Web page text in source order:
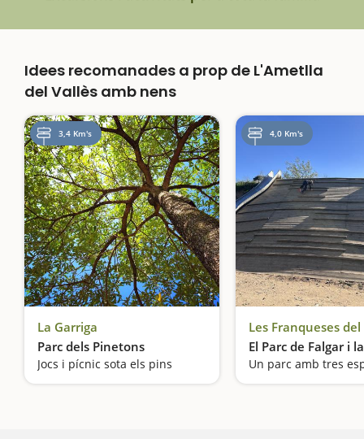
Idees recomanades a prop de L'Ametlla
del Vallès amb nens
3,4 Km's
La Garriga
Parc dels Pinetons
Jocs i pícnic sota els pins
4,0 Km's
Les Franqueses del
El Parc de Falgar i
Un parc amb tres